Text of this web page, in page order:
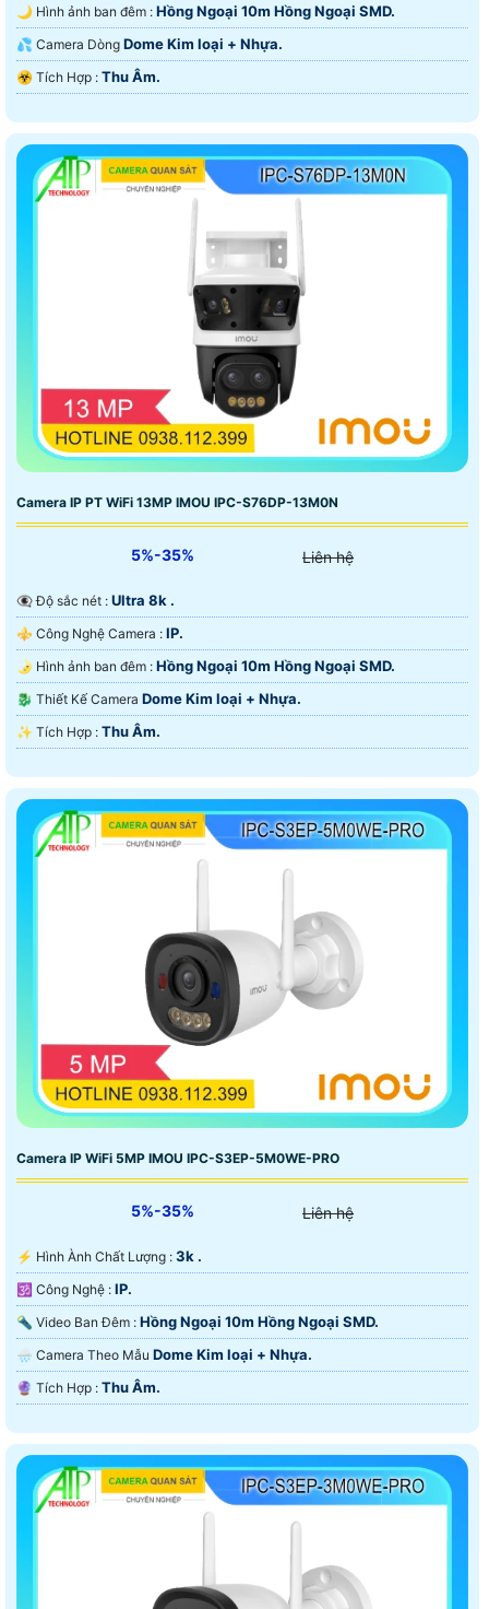
🌙 Hình ảnh ban đêm : Hồng Ngoại 10m Hồng Ngoại SMD.
💦 Camera Dòng Dome Kim loại + Nhựa.
️☣️ Tích Hợp : Thu Âm.
Camera IP PT WiFi 13MP IMOU IPC-S76DP-13M0N
5%-35% Liên hệ
👁️‍🗨 Độ sắc nét : Ultra 8k .
⚜️ Công Nghệ Camera : IP.
🌛 Hình ảnh ban đêm : Hồng Ngoại 10m Hồng Ngoại SMD.
🐉️ Thiết Kế Camera Dome Kim loại + Nhựa.
️✨ Tích Hợp : Thu Âm.
Camera IP WiFi 5MP IMOU IPC-S3EP-5M0WE-PRO
5%-35% Liên hệ
️⚡ Hình Ành Chất Lượng : 3k .
🕉️ Công Nghệ : IP.
🔦 Video Ban Đêm : Hồng Ngoại 10m Hồng Ngoại SMD.
🌧️ Camera Theo Mẫu Dome Kim loại + Nhựa.
️🔮 Tích Hợp : Thu Âm.